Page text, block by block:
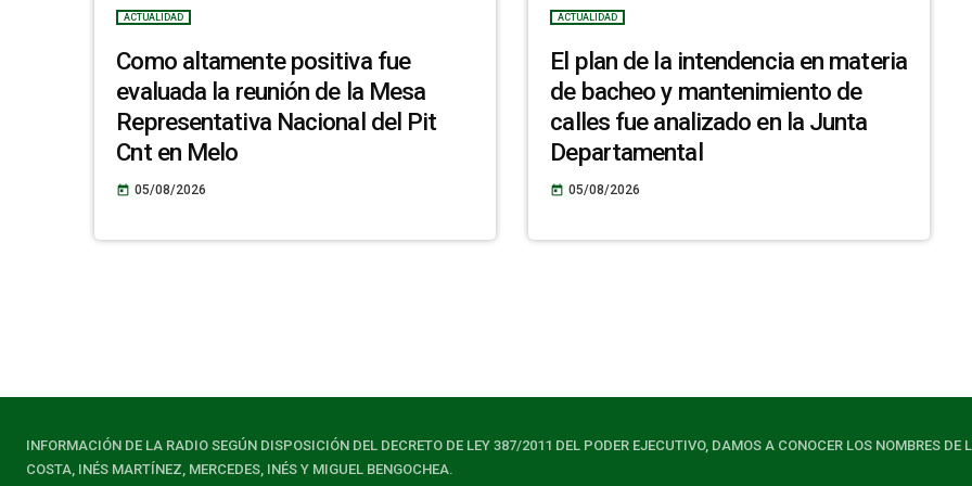
ACTUALIDAD
Como altamente positiva fue
evaluada la reunión de la Mesa
Representativa Nacional del Pit
Cnt en Melo
today 05/08/2026
ACTUALIDAD
El plan de la intendencia en materia
de bacheo y mantenimiento de
calles fue analizado en la Junta
Departamental
today 05/08/2026
INFORMACIÓN DE LA RADIO SEGÚN DISPOSICIÓN DEL DECRETO DE LEY 387/2011 DEL PODER EJECUTIVO, DAMOS A CONOCER LOS NOMBRES
COSTA, INÉS MARTÍNEZ, MERCEDES, INÉS Y MIGUEL BENGOCHEA.